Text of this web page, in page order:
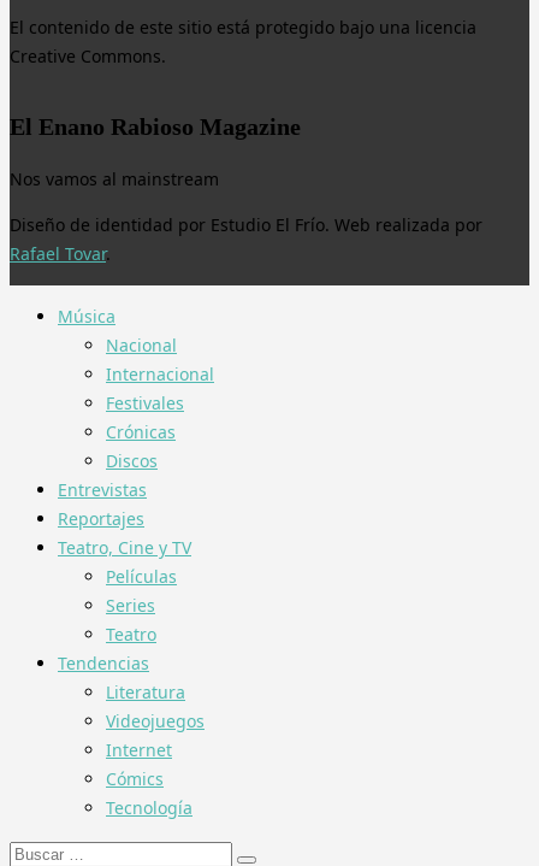
El contenido de este sitio está protegido bajo una licencia
Creative Commons.
El Enano Rabioso Magazine
Nos vamos al mainstream
Diseño de identidad por Estudio El Frío. Web realizada por
Rafael Tovar.
Música
Nacional
Internacional
Festivales
Crónicas
Discos
Entrevistas
Reportajes
Teatro, Cine y TV
Películas
Series
Teatro
Tendencias
Literatura
Videojuegos
Internet
Cómics
Tecnología
Buscar: